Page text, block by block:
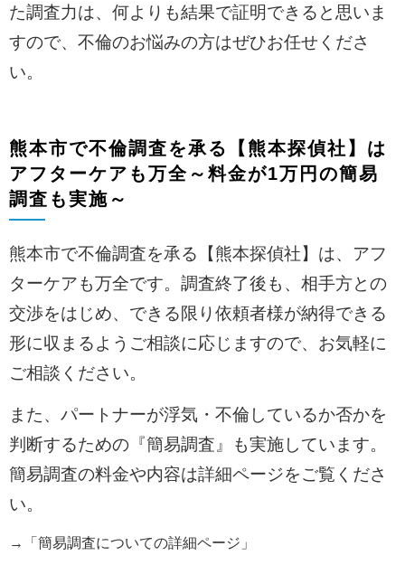
た調査力は、何よりも結果で証明できると思いま
すので、不倫のお悩みの方はぜひお任せくださ
い。
熊本市で不倫調査を承る【熊本探偵社】は
アフターケアも万全～料金が1万円の簡易
調査も実施～
熊本市で不倫調査を承る【熊本探偵社】は、アフ
ターケアも万全です。調査終了後も、相手方との
交渉をはじめ、できる限り依頼者様が納得できる
形に収まるようご相談に応じますので、お気軽に
ご相談ください。
また、パートナーが浮気・不倫しているか否かを
判断するための『簡易調査』も実施しています。
簡易調査の料金や内容は詳細ページをご覧くださ
い。
→「 簡易調査についての詳細ページ 」